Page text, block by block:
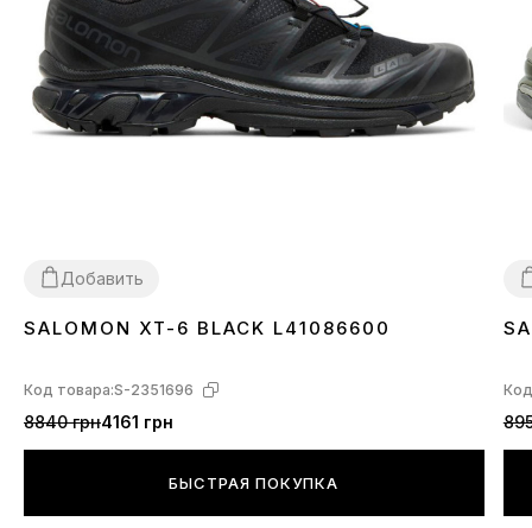
*В зависимости от настроек и качества работы Вашего
гаджета цвет товара, указанного на фото, может несколько
отличаться от реального!
*Определенные незначительные детали товара и его
комплектации (в том числе, но не исключительно —
дизайн, комплектацию, производственный цикл и прочее, в
зависимости от многих факторов, в том числе, но не
производителя и т.д.
Добавить
4041 42 43 44 45
SALOMON XT-6 BLACK L41086600
Код товара:S-2351696
8840 грн4161 грн
БЫСТРАЯ ПОКУПКА